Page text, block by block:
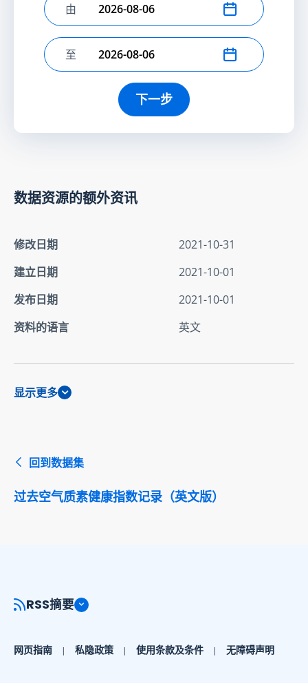
选择开始日期
由
选择结束日期
至
下一步
数据资源的额外资讯
修改日期
2021-10-31
建立日期
2021-10-01
发布日期
2021-10-01
资料的语言
英文
显示更多
回到数据集
过去空气质素健康指数记录（英文版）
RSS摘要
网页指南 私隐政策 使用条款及条件 无障碍声明